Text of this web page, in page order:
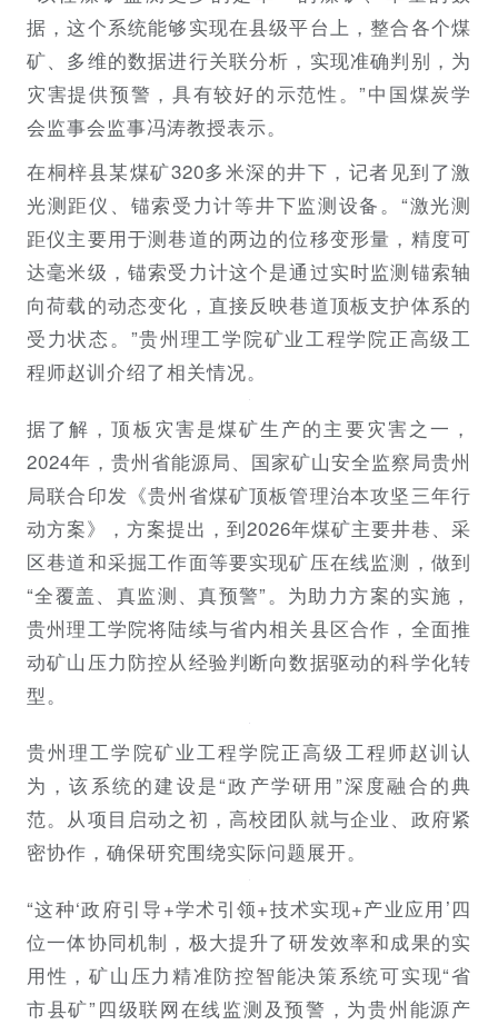
据，这个系统能够实现在县级平台上，整合各个煤
矿、多维的数据进行关联分析，实现准确判别，为
灾害提供预警，具有较好的示范性。”中国煤炭学
会监事会监事冯涛教授表示。
在桐梓县某煤矿320多米深的井下，记者见到了激
光测距仪、锚索受力计等井下监测设备。“激光测
距仪主要用于测巷道的两边的位移变形量，精度可
达毫米级，锚索受力计这个是通过实时监测锚索轴
向荷载的动态变化，直接反映巷道顶板支护体系的
受力状态。”贵州理工学院矿业工程学院正高级工
程师赵训介绍了相关情况。
据了解，顶板灾害是煤矿生产的主要灾害之一，
2024年，贵州省能源局、国家矿山安全监察局贵州
局联合印发《贵州省煤矿顶板管理治本攻坚三年行
动方案》，方案提出，到2026年煤矿主要井巷、采
区巷道和采掘工作面等要实现矿压在线监测，做到
“全覆盖、真监测、真预警”。为助力方案的实施，
贵州理工学院将陆续与省内相关县区合作，全面推
动矿山压力防控从经验判断向数据驱动的科学化转
型。
贵州理工学院矿业工程学院正高级工程师赵训认
为，该系统的建设是“政产学研用”深度融合的典
范。从项目启动之初，高校团队就与企业、政府紧
密协作，确保研究围绕实际问题展开。
“这种‘政府引导+学术引领+技术实现+产业应用’四
位一体协同机制，极大提升了研发效率和成果的实
用性，矿山压力精准防控智能决策系统可实现“省
市县矿”四级联网在线监测及预警，为贵州能源产